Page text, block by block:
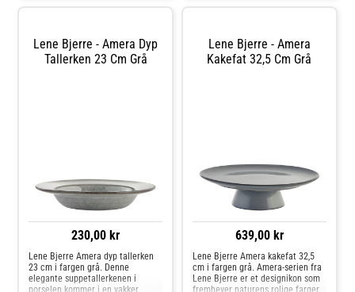
Lene Bjerre - Amera Dyp
Tallerken 23 Cm Grå
230,00 kr
Lene Bjerre Amera dyp tallerken
23 cm i fargen grå. Denne
elegante suppetallerkenen i
porselen kommer i en vakker
Lene Bjerre - Amera
Kakefat 32,5 Cm Grå
639,00 kr
Lene Bjerre Amera kakefat 32,5
cm i fargen grå. Amera-serien fra
Lene Bjerre er et designikon som
fremhever naturens rolige farger